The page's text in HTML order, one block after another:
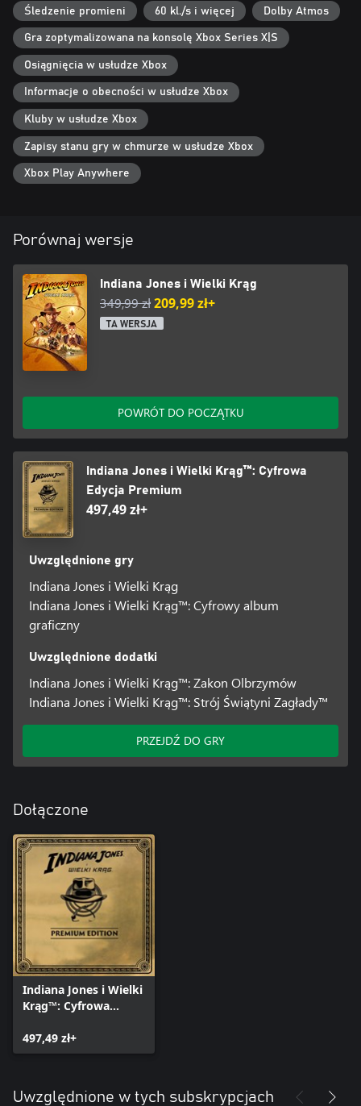
świat gry. Łącz cichą infiltrację, przyprawiającą o szybsze bicie serca
walkę wręcz i strzelanie, aby stawić czoła wrogom i rozwikłać
tajemnicę.
DUCH ODKRYWCY
Zanurz się w dynamicznym połączeniu liniowej rozgrywki opartej
na narracji z otwartymi mapami. Rozbudź w sobie ducha
odkrywcy i poznaj świat pełen fascynujących sekretów,
śmiercionośnych pułapek i zawiłych zagadek, w którym wszystko
może skrywać kolejny fragment tajemnicy – lub węże. Dlaczego to
zawsze są węże?
Śledzenie promieni 60 kl./s i więcej Dolby Atmos
Gra zoptymalizowana na konsolę Xbox Series X|S
Osiągnięcia w usłudze Xbox
Informacje o obecności w usłudze Xbox
Kluby w usłudze Xbox
Zapisy stanu gry w chmurze w usłudze Xbox
Xbox Play Anywhere
Porównaj wersje
Indiana Jones i Wielki Krąg
349,99 zł209,99 zł+
TA WERSJA
POWRÓT DO POCZĄTKU
Indiana Jones i Wielki Krąg™: Cyfrowa
Edycja Premium
497,49 zł+
Uwzględnione gry
Indiana Jones i Wielki Krąg
Indiana Jones i Wielki Krąg™: Cyfrowy album
graficzny
Uwzględnione dodatki
Indiana Jones i Wielki Krąg™: Zakon Olbrzymów
Indiana Jones i Wielki Krąg™: Strój Świątyni Zagłady™
PRZEJDŹ DO GRY
Dołączone
Indiana Jones i Wielki
Krąg™: Cyfrowa
497,49 zł+
Uwzględnione w tych subskrypcjach